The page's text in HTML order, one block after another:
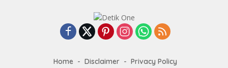
Home Disclaimer Privacy Policy